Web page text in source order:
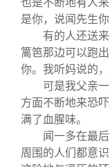
也是不断地有人
是你，说闻先生
有的人还送
篱笆那边可以跑
你。我听妈说的
可是我父亲
方面不断地来恐
满了血腥味。
闻一多在最
周围的人们都意